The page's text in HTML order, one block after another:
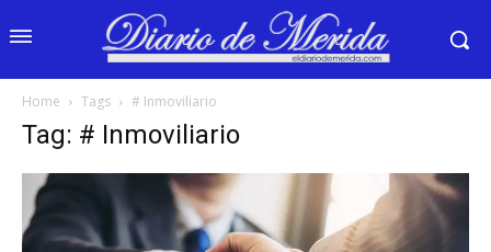
Home Tags # Inmoviliario
Tag: # Inmoviliario